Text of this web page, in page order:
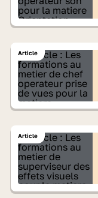
Article
Article